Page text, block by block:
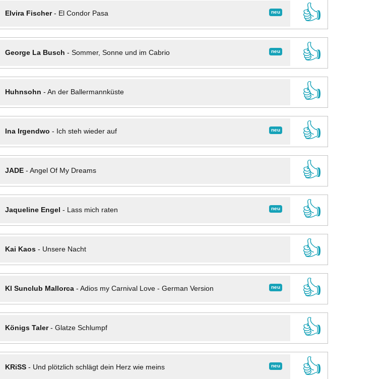
neu
Elvira Fischer- El Condor Pasa
👍
neu
George La Busch - Sommer, Sonne und im Cabrio
👍
Huhnsohn - An der Ballermannküste
👍
neu
Ina Irgendwo - Ich steh wieder auf
👍
JADE- Angel Of My Dreams
👍
neu
Jaqueline Engel - Lass mich raten
👍
Kai Kaos- Unsere Nacht
👍
neu
KI Sunclub Mallorca- Adios my Carnival Love - German Version
👍
Königs Taler- Glatze Schlumpf
👍
neu
KRiSS- Und plötzlich schlägt dein Herz wie meins
👍